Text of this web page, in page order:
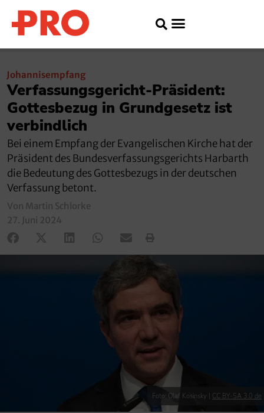
Johannisempfang
Verfassungsgericht-Präsident:
Gottesbezug in Grundgesetz ist
verbindlich
Bei einem Empfang der Evangelischen Kirche hat der
Präsident des Bundesverfassungsgerichts Harbarth
die Bedeutung des Gottesbezugs in der deutschen
Verfassung betont.
Von Martin Schlorke
27. Juni 2024
Foto: Olaf Kosinsky | CC BY-SA 3.0 de